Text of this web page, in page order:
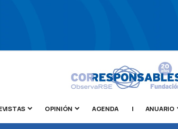
OPINIÓN AGENDA | ANUARIO